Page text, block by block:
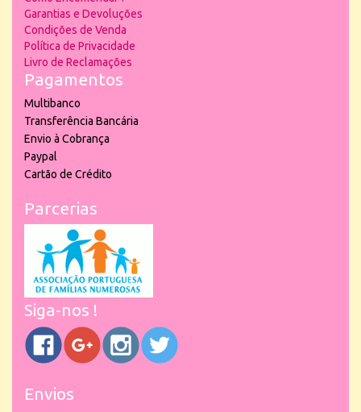
Garantias e Devoluções
Condições de Venda
Política de Privacidade
Livro de Reclamações
Pagamentos
Multibanco
Transferência Bancária
Envio à Cobrança
Paypal
Cartão de Crédito
Parcerias
Siga-nos !
Envios